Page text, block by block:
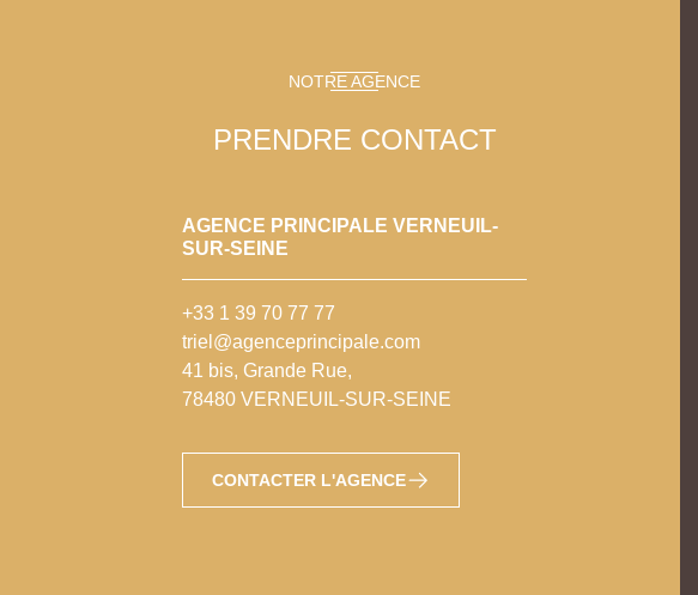
NOTRE AGENCE
PRENDRE CONTACT
AGENCE PRINCIPALE VERNEUIL-
SUR-SEINE
+33 1 39 70 77 77
triel@agenceprincipale.com
41 bis, Grande Rue,
78480 VERNEUIL-SUR-SEINE
CONTACTER L'AGENCE